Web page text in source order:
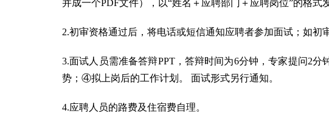
并成一个PDF文件），以“姓名＋应聘部门＋应聘岗位”的格式
2.初审资格通过后，将电话或短信通知应聘者参加面试；如初
3.面试人员需准备答辩PPT，答辩时间为6分钟，专家提问2
势；④拟上岗后的工作计划。 面试形式另行通知。
4.应聘人员的路费及住宿费自理。